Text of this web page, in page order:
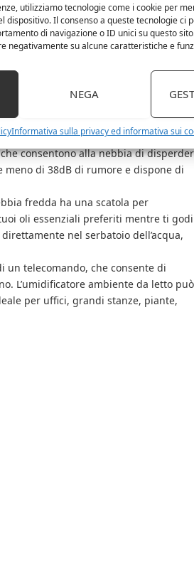
utilizziamo tecnologie come i cookie per
dispositivo. Il consenso a queste tecnologie ci
di navigazione o ID unici su questo
negativamente su alcune caratteristiche e
NEGA
Informativa sulla privacy ed informativa sui
ad ultrasuoni ha 2 livelli di potenza
da camera ha un
quando il serbatoio è vuoto.
Umidificatore ambiente casa grande
di versare l’acqua direttamente
Inoltre, si consiglia di aggiungere
ultra silenzioso è dotato
consentono alla nebbia di
meno di 38dB di rumore e dispone di
fredda ha una scatola per
oli essenziali preferiti mentre ti godi
nel serbatoio dell’acqua,
un telecomando, che consente di
L’umidificatore ambiente da letto può
per uffici, grandi stanze, piante,